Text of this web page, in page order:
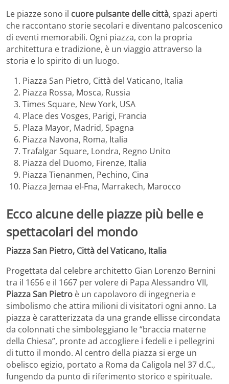
Le piazze sono il cuore pulsante delle città, spazi aperti
che raccontano storie secolari e diventano palcoscenico
di eventi memorabili. Ogni piazza, con la propria
architettura e tradizione, è un viaggio attraverso la
storia e lo spirito di un luogo.
Piazza San Pietro, Città del Vaticano, Italia
Piazza Rossa, Mosca, Russia
Times Square, New York, USA
Place des Vosges, Parigi, Francia
Plaza Mayor, Madrid, Spagna
Piazza Navona, Roma, Italia
Trafalgar Square, Londra, Regno Unito
Piazza del Duomo, Firenze, Italia
Piazza Tienanmen, Pechino, Cina
Piazza Jemaa el-Fna, Marrakech, Marocco
Ecco alcune delle piazze più belle e
spettacolari del mondo
Piazza San Pietro, Città del Vaticano, Italia
Progettata dal celebre architetto Gian Lorenzo Bernini
tra il 1656 e il 1667 per volere di Papa Alessandro VII,
Piazza San Pietro è un capolavoro di ingegneria e
simbolismo che attira milioni di visitatori ogni anno. La
piazza è caratterizzata da una grande ellisse circondata
da colonnati che simboleggiano le “braccia materne
della Chiesa”, pronte ad accogliere i fedeli e i pellegrini
di tutto il mondo. Al centro della piazza si erge un
obelisco egizio, portato a Roma da Caligola nel 37 d.C.,
fungendo da punto di riferimento storico e spirituale.